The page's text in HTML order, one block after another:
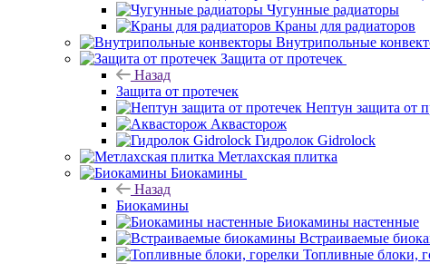
Чугунные радиаторы
Краны для радиаторов
Внутрипольные
Защита от протечек
Назад
Защита от протечек
Нептун защита от
Аквасторож
Гидролок Gidrolock
Метлахская плитка
Биокамины
Назад
Биокамины
Биокамины настенные
Встраиваемые
Топливные блоки,